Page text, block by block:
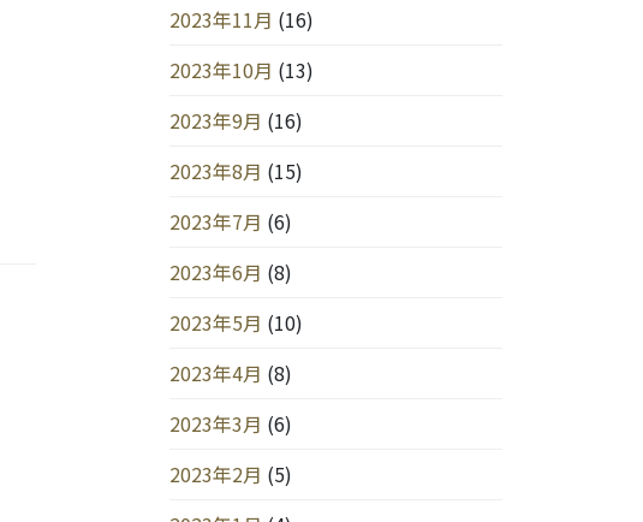
2023年11月 (16)
2023年10月 (13)
2023年9月 (16)
2023年8月 (15)
2023年7月 (6)
2023年6月 (8)
2023年5月 (10)
2023年4月 (8)
2023年3月 (6)
2023年2月 (5)